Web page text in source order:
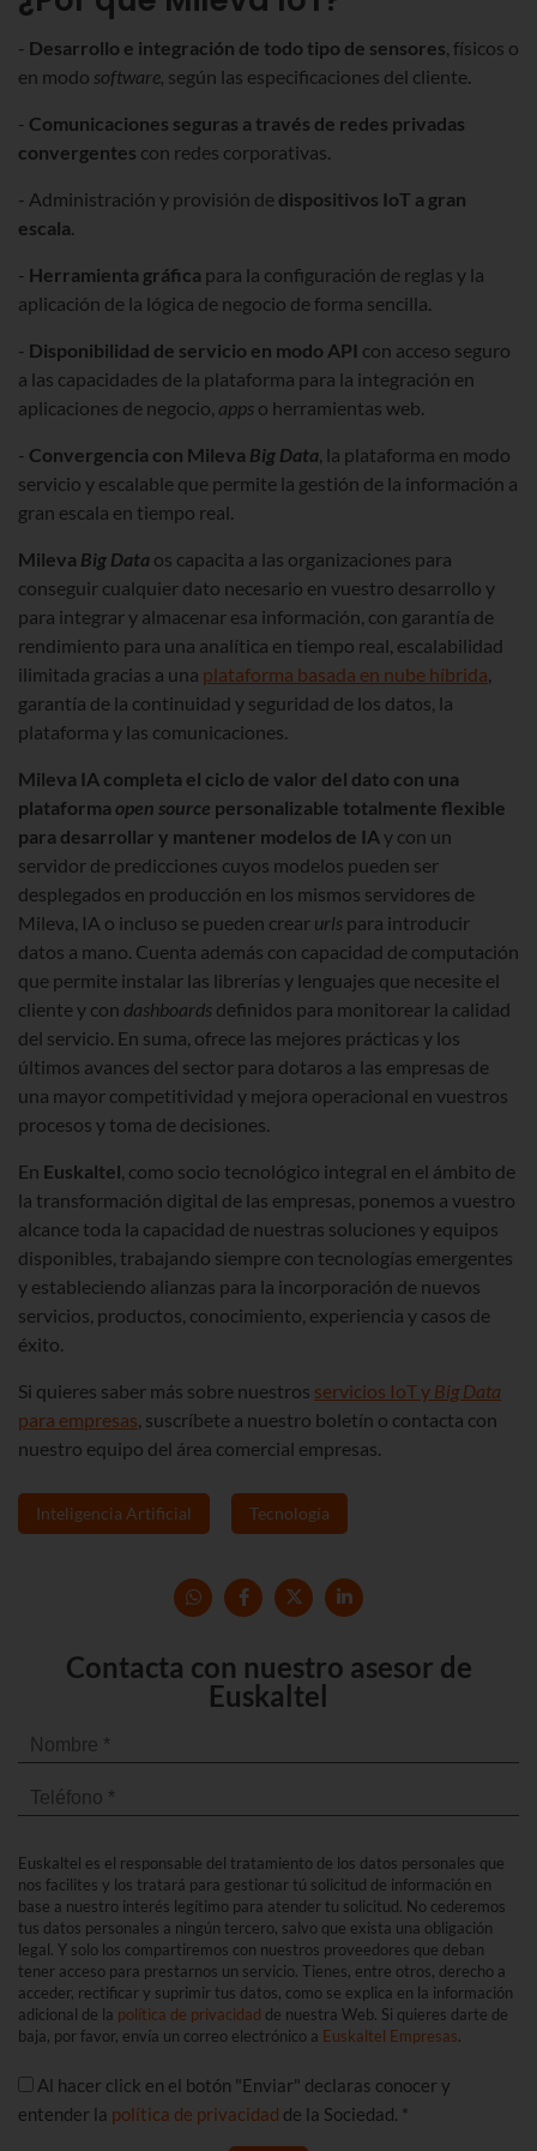
- Desarrollo e integración de todo tipo de sensores, físicos o
en modo software, según las especificaciones del cliente.
- Comunicaciones seguras a través de redes privadas
convergentes con redes corporativas.
- Administración y provisión de dispositivos IoT a gran
escala.
- Herramienta gráfica para la configuración de reglas y la
aplicación de la lógica de negocio de forma sencilla.
- Disponibilidad de servicio en modo API con acceso seguro
a las capacidades de la plataforma para la integración en
aplicaciones de negocio, apps o herramientas web.
- Convergencia con Mileva Big Data, la plataforma en modo
servicio y escalable que permite la gestión de la información a
gran escala en tiempo real.
Mileva Big Data os capacita a las organizaciones para
conseguir cualquier dato necesario en vuestro desarrollo y
para integrar y almacenar esa información, con garantía de
rendimiento para una analítica en tiempo real, escalabilidad
ilimitada gracias a una plataforma basada en nube híbrida,
garantía de la continuidad y seguridad de los datos, la
plataforma y las comunicaciones.
Mileva IA completa el ciclo de valor del dato con una
plataforma open source personalizable totalmente flexible
para desarrollar y mantener modelos de IAy con un
servidor de predicciones cuyos modelos pueden ser
desplegados en producción en los mismos servidores de
Mileva, IA o incluso se pueden crear urls para introducir
datos a mano. Cuenta además con capacidad de computación
que permite instalar las librerías y lenguajes que necesite el
cliente y con dashboards definidos para monitorear la calidad
del servicio. En suma, ofrece las mejores prácticas y los
últimos avances del sector para dotaros a las empresas de
una mayor competitividad y mejora operacional en vuestros
procesos y toma de decisiones.
En Euskaltel, como socio tecnológico integral en el ámbito de
la transformación digital de las empresas, ponemos a vuestro
alcance toda la capacidad de nuestras soluciones y equipos
disponibles, trabajando siempre con tecnologías emergentes
y estableciendo alianzas para la incorporación de nuevos
servicios, productos, conocimiento, experiencia y casos de
éxito.
Si quieres saber más sobre nuestros servicios IoT y Big Data
para empresas, suscríbete a nuestro boletín o contacta con
nuestro equipo del área comercial empresas.
Inteligencia Artificial Tecnología
Contacta con nuestro asesor de
Euskaltel
Euskaltel es el responsable del tratamiento de los datos personales que
nos facilites y los tratará para gestionar tú solicitud de información en
base a nuestro interés legítimo para atender tu solicitud. No cederemos
tus datos personales a ningún tercero, salvo que exista una obligación
legal. Y solo los compartiremos con nuestros proveedores que deban
tener acceso para prestarnos un servicio. Tienes, entre otros, derecho a
acceder, rectificar y suprimir tus datos, como se explica en la información
adicional de la política de privacidad de nuestra Web. Si quieres darte de
baja, por favor, envía un correo electrónico a Euskaltel Empresas.
Al hacer click en el botón "Enviar" declaras conocer y
entender la política de privacidad de la Sociedad. *